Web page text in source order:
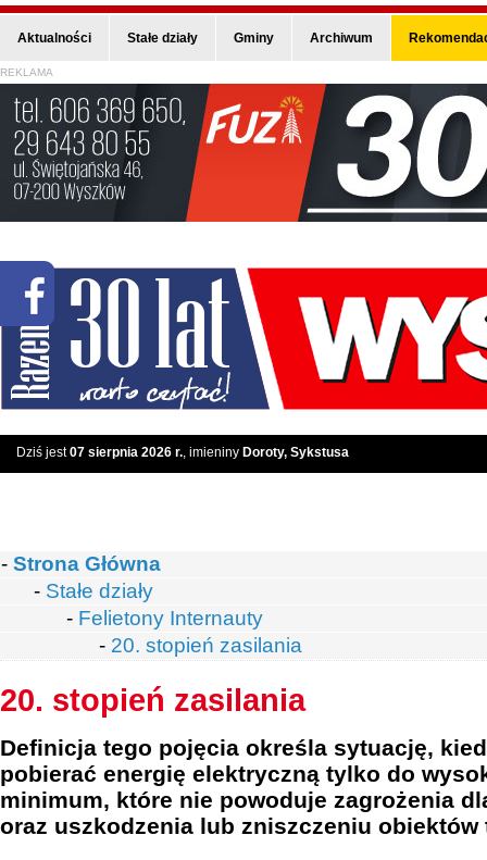
Aktualności Stałe działy Gminy Archiwum
REKLAMA
Dziś jest07 sierpnia 2026 r., imieniny Doroty, Sykstusa
- Strona Główna
- Stałe działy
- Felietony Internauty
- 20. stopień zasilania
20. stopień zasilania
Definicja tego pojęcia określa sytuację,
pobierać energię elektryczną tylko do
minimum, które nie powoduje zagrożenia
oraz uszkodzenia lub zniszczeniu